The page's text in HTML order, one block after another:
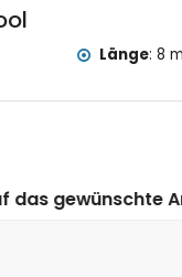
Kilometern von der
von 25 Kilometern von
und Radfahren
Länge:8